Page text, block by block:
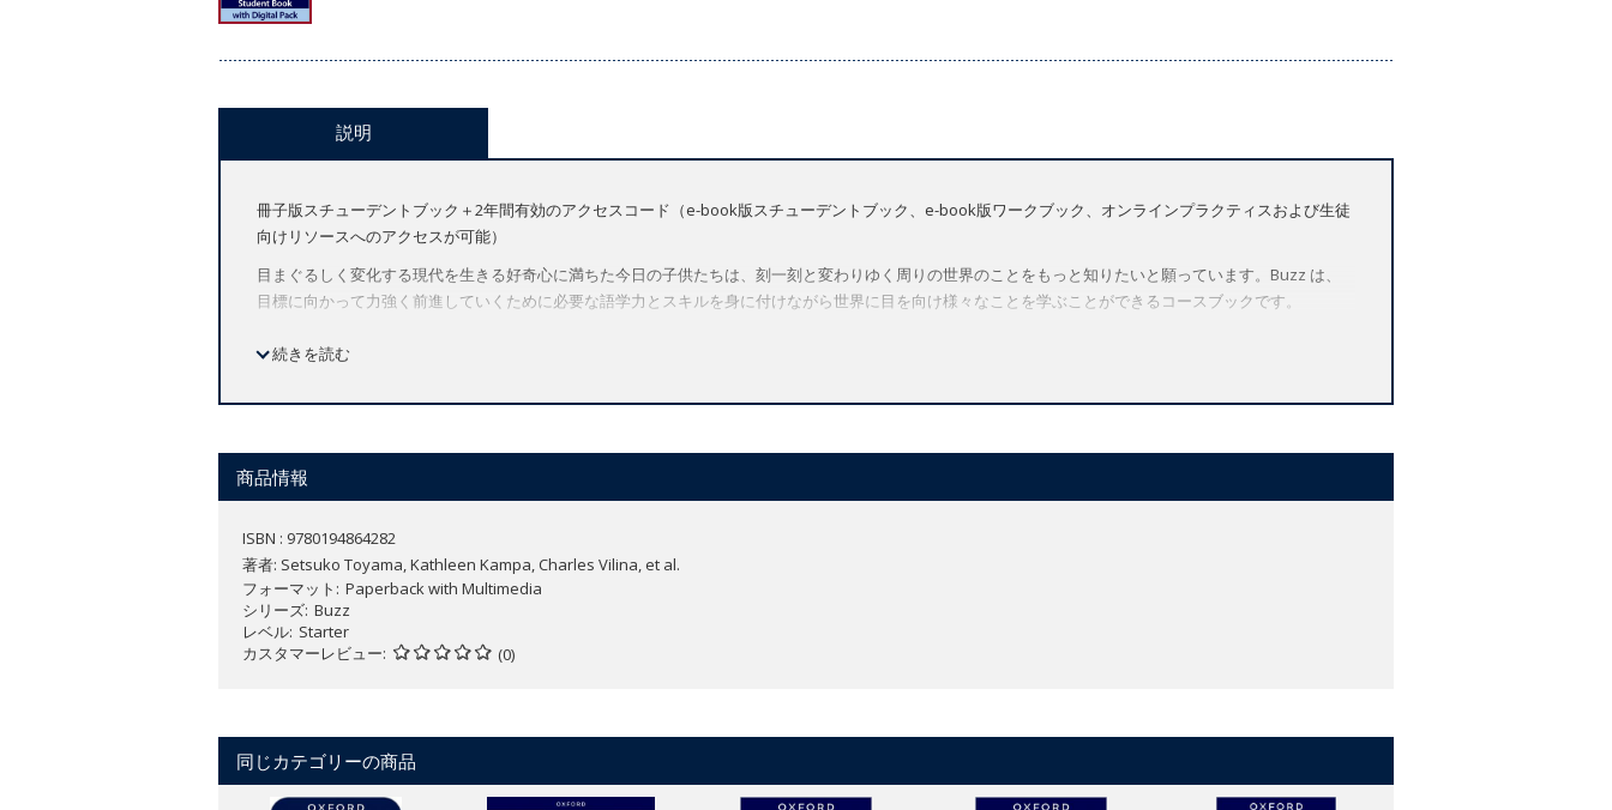
説明
冊子版スチューデントブック＋2年間有効のアクセスコード（e-book版スチューデントブック、e-book版ワークブック、オンラインプラクティスおよび生徒
向けリソースへのアクセスが可能）
目まぐるしく変化する現代を生きる好奇心に満ちた今日の子供たちは、刻一刻と変わりゆく周りの世界のことをもっと知りたいと願っています。Buzz は、
目標に向かって力強く前進していくために必要な語学力とスキルを身に付けながら世界に目を向け様々なことを学ぶことができるコースブックです。
各ユニットに用意されているSkills and Cultureのレッスンでは、魅力満載の動画を活用しながら海外の生活について学びます。Think, Feel and Growのセク
特長
力、コラボレーション力などのグローバルスキルを育みます。
意味のある文脈で言葉やテーマを学べるよう、各ユニットにはアニメ形式のお話が掲載されています。お話を通して生活に必要な決まり事や価値観など
を身に付けます。
「Think, Feel, Grow」のアクティビティを通して感情への気づきや理解を促し、ウェルビーイング（健全性）の感性を養います。
興味を引くようなお話や動画を通して異文化理解を図りながら世界について学び、地球の一員として必要なグローバルスキルを養います。
アメリカ英語
全7レベル（レベル starter～6）
続きを読む
商品情報
ISBN : 9780194864282
著者: Setsuko Toyama, Kathleen Kampa, Charles Vilina, et al.
フォーマット
Paperback with Multimedia
シリーズ Buzz
レベル Starter
カスタマーレビュー
(0)
同じカテゴリーの商品